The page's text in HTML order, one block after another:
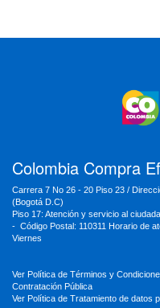
Colombia Compra
Carrera 7 No 26 - 20 Piso 23 /
(Bogotá D.C)
Piso 17: Atención y servicio al
- Código Postal: 110311 Horario de
Viernes
Ver Política de Términos y
Contratación Pública
Ver Política de Tratamiento de datos